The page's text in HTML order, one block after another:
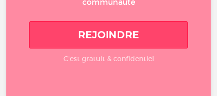
communauté
REJOINDRE
C'est gratuit & confidentiel